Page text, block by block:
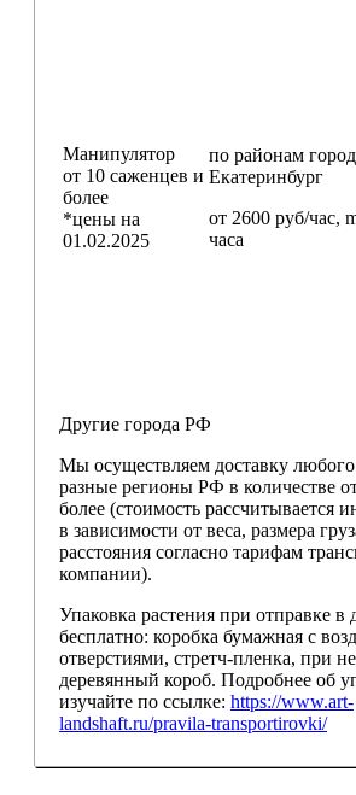
Манипулятор
от 10 саженцев и
более
*цены на
01.02.2025
по районам
Екатеринбург
от 2600 руб/час,
часа
Другие города РФ
Мы осуществляем доставку любого
разные регионы РФ в количестве
более (стоимость рассчитывается
в зависимости от веса, размера
расстояния согласно тарифам
компании).
Упаковка растения при отправке в
бесплатно: коробка бумажная с
отверстиями, стретч-пленка, при
деревянный короб. Подробнее об
изучайте по ссылке: https://www.art-
landshaft.ru/pravila-transportirovki/